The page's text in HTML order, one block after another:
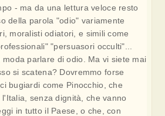
- ma da una lettura veloce resto
della parola "odio" variamente
moralisti odiatori, e simili come
"persuasori occulti"...
parlare di odio. Ma vi siete mai
si scatena? Dovremmo forse
bugiardi come Pinocchio, che
senza dignità, che vanno
in tutto il Paese, o che, con